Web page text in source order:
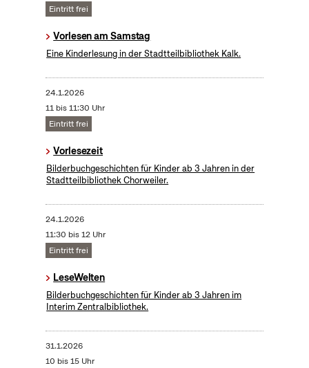
Eintritt frei
Vorlesen am Samstag
Eine Kinderlesung in der Stadtteilbibliothek Kalk.
24.1.2026
11 bis 11:30 Uhr
Eintritt frei
Vorlesezeit
Bilderbuchgeschichten für Kinder ab 3 Jahren in der
Stadtteilbibliothek Chorweiler.
24.1.2026
11:30 bis 12 Uhr
Eintritt frei
LeseWelten
Bilderbuchgeschichten für Kinder ab 3 Jahren im
Interim Zentralbibliothek.
31.1.2026
10 bis 15 Uhr